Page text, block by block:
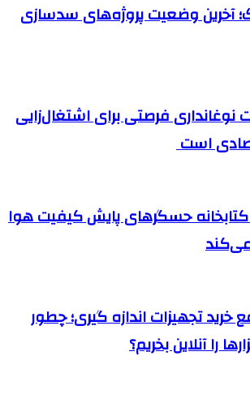
آخرین وضعیت پروژه‌های سدسازی
نوغانداری فرصتی برای اشتغال‌زایی
است
حسگرهای پایش کیفیت هوا
می‌کند
خرید تجهیزات اندازه گیری؛ چطور
را آنلاین بخریم؟